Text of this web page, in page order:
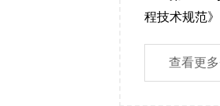
程技术规范
查看更